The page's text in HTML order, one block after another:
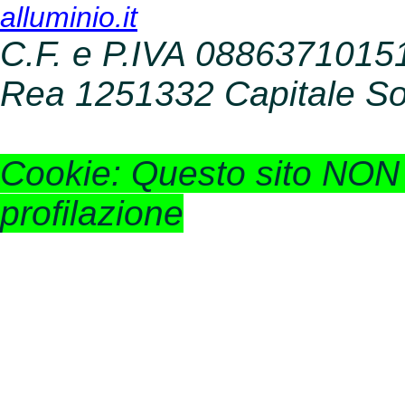
alluminio.it
C.F. e P.IVA
Rea 1251332 Capitale
Cookie: Questo sito
profilazione